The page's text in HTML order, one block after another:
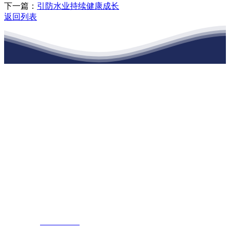
下一篇： 引防水业持续健康成长
返回列表